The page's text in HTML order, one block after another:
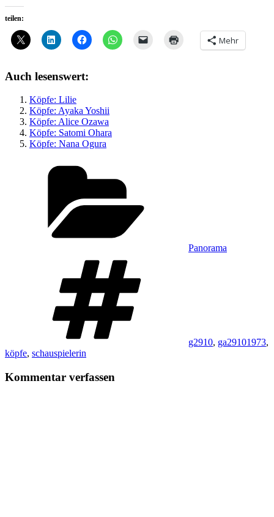
teilen:
Mehr
Auch lesenswert:
Köpfe: Lilie
Köpfe: Ayaka Yoshii
Köpfe: Alice Ozawa
Köpfe: Satomi Ohara
Köpfe: Nana Ogura
Panorama
g2910, ga29101973,
köpfe, schauspielerin
Kommentar verfassen